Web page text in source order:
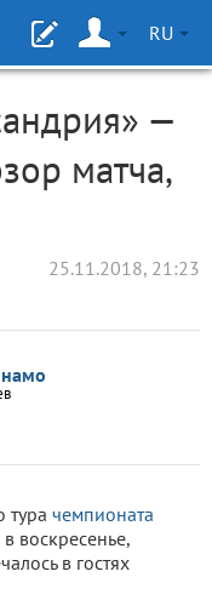
RU
—
матча,
25.11.2018, 21:23
тура чемпионата
воскресенье,
в гостях